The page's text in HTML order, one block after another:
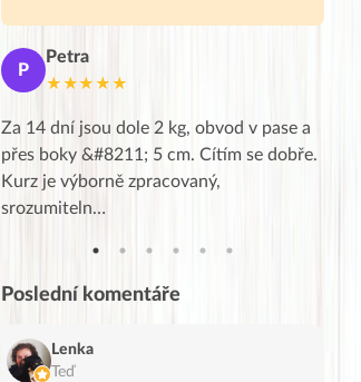
P
Petra
★★★★★
Za 14 dní jsou dole 2 kg, obvod v pase a
přes boky &#8211; 5 cm. Cítím se dobře.
Kurz je výborně zpracovaný,
srozumiteln…
Poslední komentáře
Lenka
Teď